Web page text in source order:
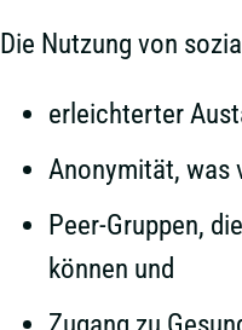
Die Nutzung von
erleichterter
Anonymität, was
Peer-Gruppen,
können und